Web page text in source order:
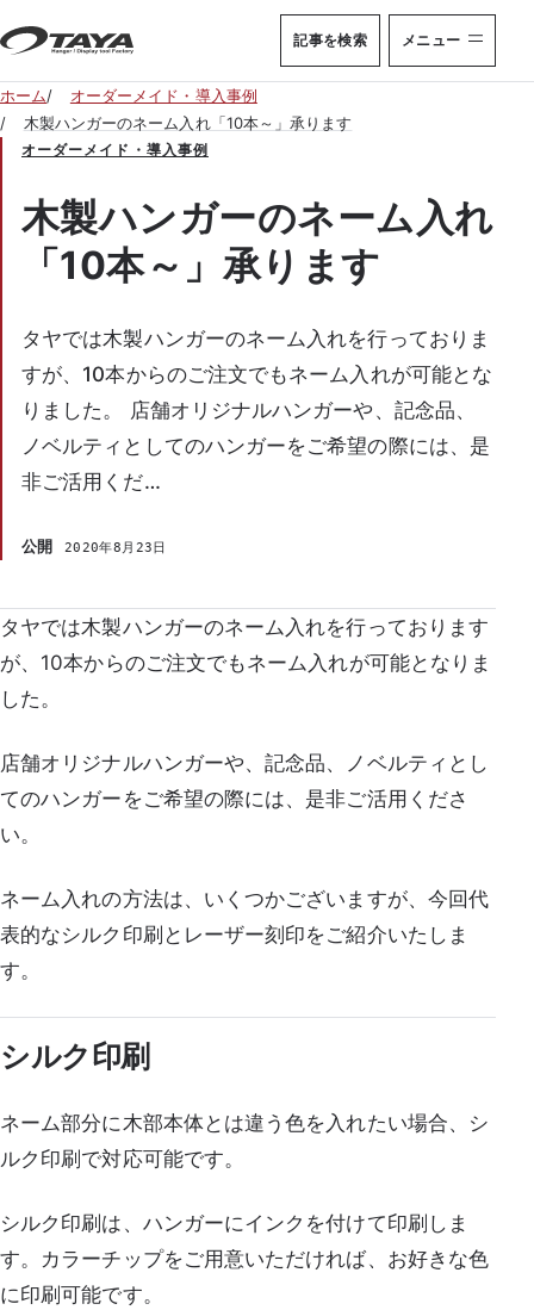
記事を検索 メニュー
ホーム
オーダーメイド・導入事例
木製ハンガーのネーム入れ「10本～」承ります
オーダーメイド・導入事例
木製ハンガーのネーム入れ
「10本～」承ります
タヤでは木製ハンガーのネーム入れを行っておりま
すが、10本からのご注文でもネーム入れが可能とな
りました。 店舗オリジナルハンガーや、記念品、
ノベルティとしてのハンガーをご希望の際には、是
非ご活用くだ…
公開 2020年8月23日
タヤでは木製ハンガーのネーム入れを行っております
が、10本からのご注文でもネーム入れが可能となりま
した。
店舗オリジナルハンガーや、記念品、ノベルティとし
てのハンガーをご希望の際には、是非ご活用くださ
い。
ネーム入れの方法は、いくつかございますが、今回代
表的なシルク印刷とレーザー刻印をご紹介いたしま
す。
シルク印刷
ネーム部分に木部本体とは違う色を入れたい場合、シ
ルク印刷で対応可能です。
シルク印刷は、ハンガーにインクを付けて印刷しま
す。カラーチップをご用意いただければ、お好きな色
に印刷可能です。